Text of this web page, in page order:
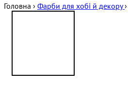
Головна › Фарби для хобі й декору›